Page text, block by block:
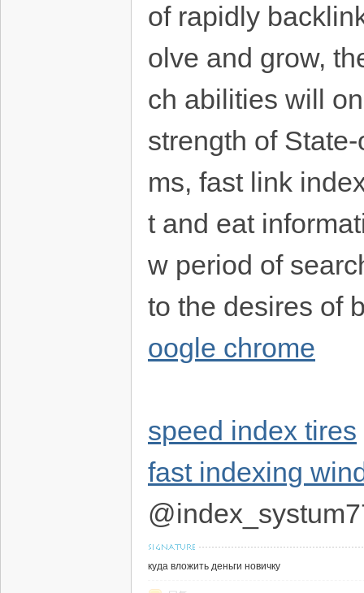
of rapidly
olve and grow,
ch abilities will
strength of
ms, fast link
t and eat
w period of
to the desires of
oogle chrome
speed index tires
fast indexing
куда вложить деньги новичку